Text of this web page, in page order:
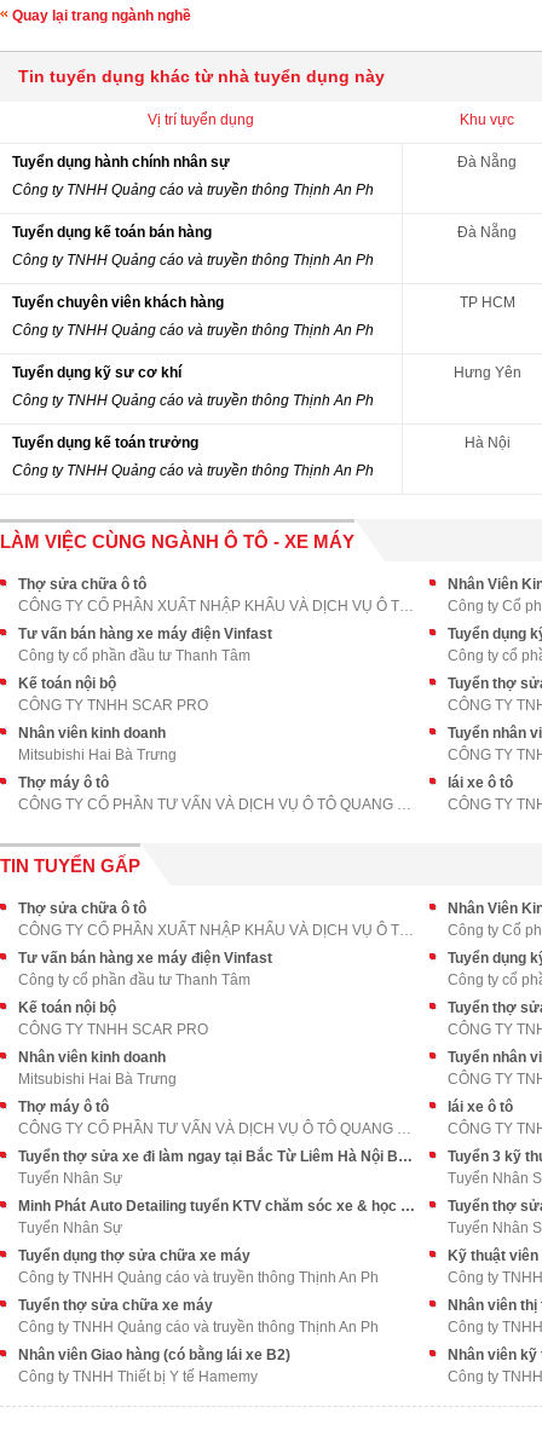
Quay lại trang ngành nghề
Tin tuyển dụng khác từ nhà tuyển dụng này
Vị trí tuyển dụng Khu vực
Tuyển dụng hành chính nhân sự
Công ty TNHH Quảng cáo và truyền thông Thịnh An Ph
Đà Nẵng
Tuyển dụng kế toán bán hàng
Công ty TNHH Quảng cáo và truyền thông Thịnh An Ph
Đà Nẵng
Tuyển chuyên viên khách hàng
Công ty TNHH Quảng cáo và truyền thông Thịnh An Ph
TP HCM
Tuyển dụng kỹ sư cơ khí
Công ty TNHH Quảng cáo và truyền thông Thịnh An Ph
Hưng Yên
Tuyển dụng kế toán trưởng
Công ty TNHH Quảng cáo và truyền thông Thịnh An Ph
Hà Nội
LÀM VIỆC CÙNG NGÀNH Ô TÔ - XE MÁY
Thợ sửa chữa ô tô
CÔNG TY CỔ PHẦN XUẤT NHẬP KHẨU VÀ DỊCH VỤ Ô TÔ LON
Nhân Viên
Công ty Cổ
Tư vấn bán hàng xe máy điện Vinfast
Công ty cổ phần đầu tư Thanh Tâm
Tuyển dụng
Công ty cổ
Kế toán nội bộ
CÔNG TY TNHH SCAR PRO
Tuyển thợ
Nhân viên kinh doanh
Mitsubishi Hai Bà Trưng
Tuyển nhân
Thợ máy ô tô
CÔNG TY CỔ PHẦN TƯ VẤN VÀ DỊCH VỤ Ô TÔ QUANG TRUNG
lái xe ô tô
CÔNG TY
TIN TUYỂN GẤP
Thợ sửa chữa ô tô
CÔNG TY CỔ PHẦN XUẤT NHẬP KHẨU VÀ DỊCH VỤ Ô TÔ LON
Nhân Viên
Công ty Cổ
Tư vấn bán hàng xe máy điện Vinfast
Công ty cổ phần đầu tư Thanh Tâm
Tuyển dụng
Công ty cổ
Kế toán nội bộ
CÔNG TY TNHH SCAR PRO
Tuyển thợ
Nhân viên kinh doanh
Mitsubishi Hai Bà Trưng
Tuyển nhân
Thợ máy ô tô
CÔNG TY CỔ PHẦN TƯ VẤN VÀ DỊCH VỤ Ô TÔ QUANG TRUNG
lái xe ô tô
CÔNG TY
Tuyển thợ sửa xe đi làm ngay tại Bắc Từ Liêm Hà Nội BAO ĂN Ở
Tuyển Nhân Sự
Tuyển Nhân
Minh Phát Auto Detailing tuyển KTV chăm sóc xe & học việc
Tuyển Nhân Sự
Tuyển thợ
Tuyển Nhân
Tuyển dụng thợ sửa chữa xe máy
Công ty TNHH Quảng cáo và truyền thông Thịnh An Ph
Kỹ thuật
Công ty
Tuyển thợ sửa chữa xe máy
Công ty TNHH Quảng cáo và truyền thông Thịnh An Ph
Nhân viên
Công ty
Nhân viên Giao hàng (có bằng lái xe B2)
Công ty TNHH Thiết bị Y tế Hamemy
Nhân viên kỹ
Công ty